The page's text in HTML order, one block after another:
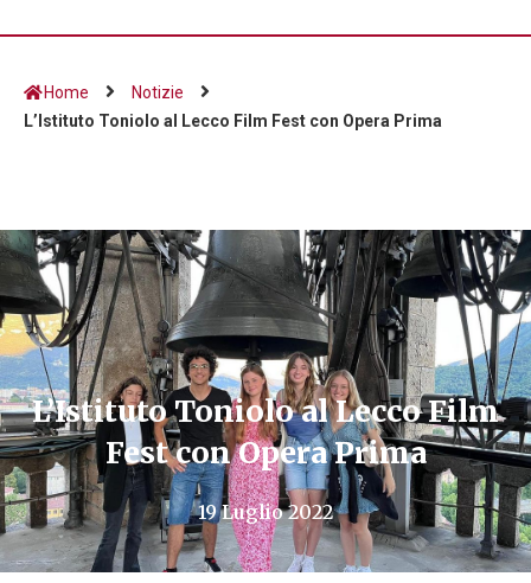
Home
Notizie
L’Istituto Toniolo al Lecco Film Fest con Opera Prima
L’Istituto Toniolo al Lecco Film
Fest con Opera Prima
19 Luglio 2022